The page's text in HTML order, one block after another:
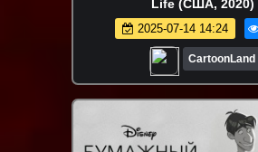
Life (США, 2020)
2025-07-14 14:24
CartoonLand